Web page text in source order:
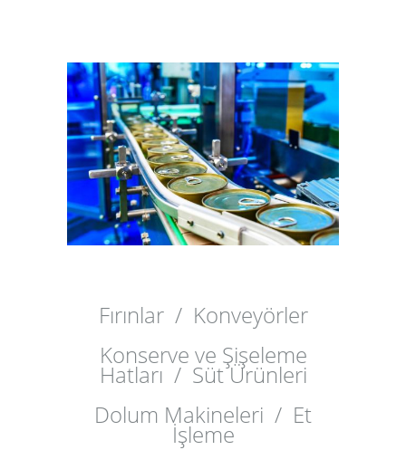
Fırınlar / Konveyörler
Konserve ve Şişeleme
Hatları / Süt Ürünleri
Dolum Makineleri / Et
İşleme